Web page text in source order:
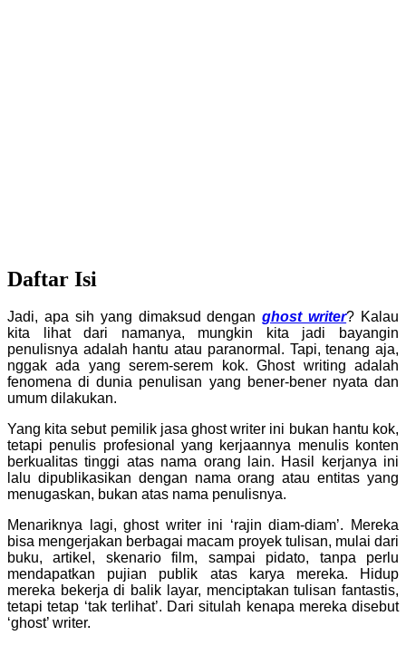
Daftar Isi
Jadi, apa sih yang dimaksud denganghost writer? Kalau
kita lihat dari namanya, mungkin kita jadi bayangin
penulisnya adalah hantu atau paranormal. Tapi, tenang aja,
nggak ada yang serem-serem kok. Ghost writing adalah
fenomena di dunia penulisan yang bener-bener nyata dan
umum dilakukan.
Yang kita sebut pemilik jasa ghost writer ini bukan hantu kok,
tetapi penulis profesional yang kerjaannya menulis konten
berkualitas tinggi atas nama orang lain. Hasil kerjanya ini
lalu dipublikasikan dengan nama orang atau entitas yang
menugaskan, bukan atas nama penulisnya.
Menariknya lagi, ghost writer ini ‘rajin diam-diam’. Mereka
bisa mengerjakan berbagai macam proyek tulisan, mulai dari
buku, artikel, skenario film, sampai pidato, tanpa perlu
mendapatkan pujian publik atas karya mereka. Hidup
mereka bekerja di balik layar, menciptakan tulisan fantastis,
tetapi tetap ‘tak terlihat’. Dari situlah kenapa mereka disebut
‘ghost’ writer.